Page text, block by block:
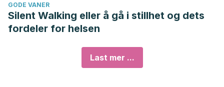
GODE VANER
Silent Walking eller å gå i stillhet og dets
fordeler for helsen
Last mer ...